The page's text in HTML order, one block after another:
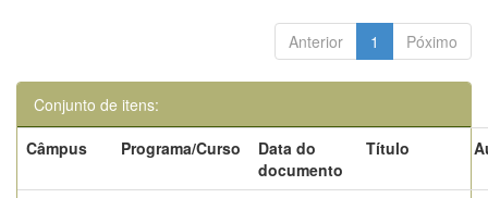
Anterior 1 Póximo
Conjunto de itens:
Câmpus
Programa/Curso
Data do
documento
Título